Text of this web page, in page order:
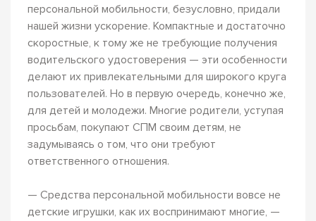
персональной мобильности, безусловно, придали
нашей жизни ускорение. Компактные и достаточно
скоростные, к тому же не требующие получения
водительского удостоверения — эти особенности
делают их привлекательными для широкого круга
пользователей. Но в первую очередь, конечно же,
для детей и молодежи. Многие родители, уступая
просьбам, покупают СПМ своим детям, не
задумываясь о том, что они требуют
ответственного отношения.
— Средства персональной мобильности вовсе не
детские игрушки, как их воспринимают многие, —